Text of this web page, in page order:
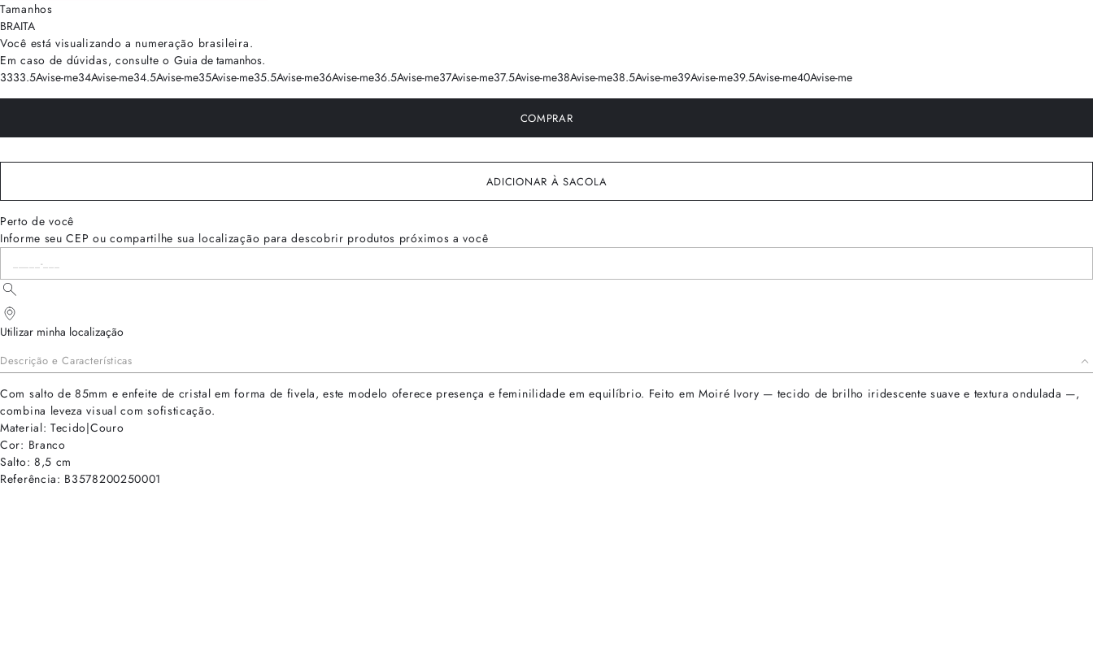
Tamanhos
BRAITA
Você está visualizando a numeração brasileira.
Em caso de dúvidas, consulte o Guia de tamanhos.
3333.5Avise-me34Avise-me34.5Avise-me35Avise-me35.5Avise-me36Avise-me36.5Avise-me37Avise-me37.5Avise-me38Avise-me38.5Avise-me39Avise-me39.5Avise-me40Avise-me
COMPRAR
ADICIONAR À SACOLA
Perto de você
Informe seu CEP ou compartilhe sua localização para descobrir produtos próximos a você
Utilizar minha localização
Descrição e Características
Com salto de 85mm e enfeite de cristal em forma de fivela, este modelo oferece presença e feminilidade em equilíbrio. Feito em Moiré Ivory — tecido de brilho iridescente suave e textura ondulada —,
combina leveza visual com sofisticação.
Material: Tecido|Couro
Cor: Branco
Salto: 8,5 cm
Referência: B3578200250001